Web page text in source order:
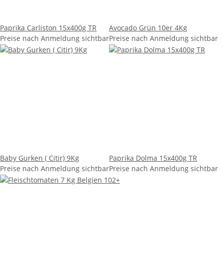
Paprika Carliston 15x400g TR
Preise nach Anmeldung sichtbar
Avocado Grün 10er 4Kg
Preise nach Anmeldung sichtbar
Baby Gurken ( Citir) 9Kg
Preise nach Anmeldung sichtbar
Paprika Dolma 15x400g TR
Preise nach Anmeldung sichtbar